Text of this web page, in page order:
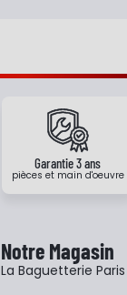
Garantie 3 ans
pièces et main d'oeuvre
Notre Magasin
La Baguetterie Paris